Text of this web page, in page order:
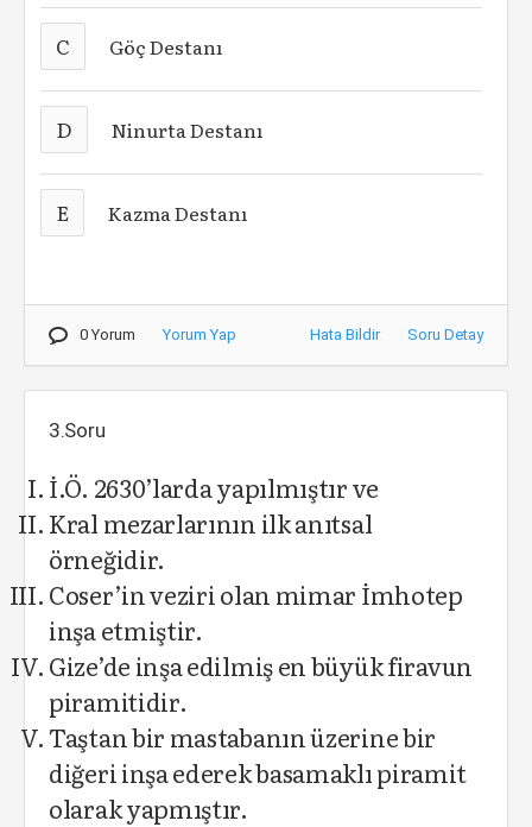
C Göç Destanı
D Ninurta Destanı
E Kazma Destanı
0 Yorum Yorum Yap Hata Bildir Soru Detay
3.Soru
İ.Ö. 2630’larda yapılmıştır ve
Kral mezarlarının ilk anıtsal
örneğidir.
Coser’in veziri olan mimar İmhotep
inşa etmiştir.
Gize’de inşa edilmiş en büyük firavun
piramitidir.
Taştan bir mastabanın üzerine bir
diğeri inşa ederek basamaklı piramit
olarak yapmıştır.